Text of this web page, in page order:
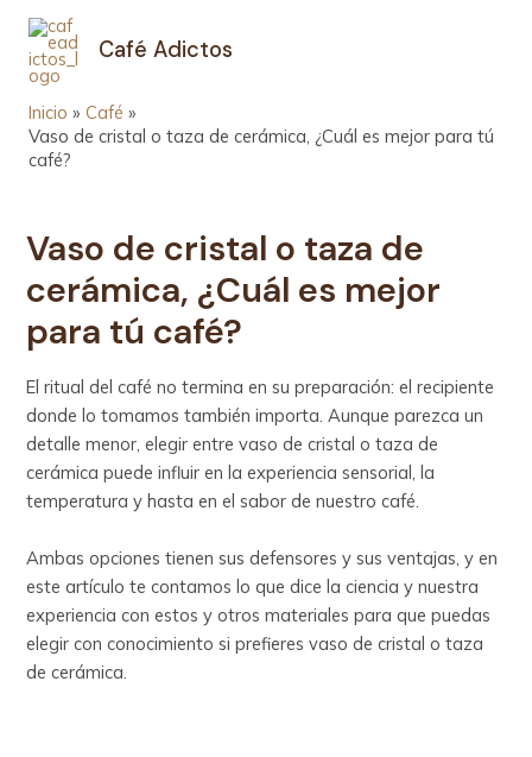
contenido
Café Adictos
Inicio
Café
Vaso de cristal o taza de cerámica, ¿Cuál es mejor para tú
café?
Vaso de cristal o taza de
cerámica, ¿Cuál es mejor
para tú café?
El ritual del café no termina en su preparación: el recipiente
donde lo tomamos también importa. Aunque parezca un
detalle menor, elegir entre vaso de cristal o taza de
cerámica puede influir en la experiencia sensorial, la
temperatura y hasta en el sabor de nuestro café.
Ambas opciones tienen sus defensores y sus ventajas, y en
este artículo te contamos lo que dice la ciencia y nuestra
experiencia con estos y otros materiales para que puedas
elegir con conocimiento si prefieres vaso de cristal o taza
de cerámica.
Navegación
entradas